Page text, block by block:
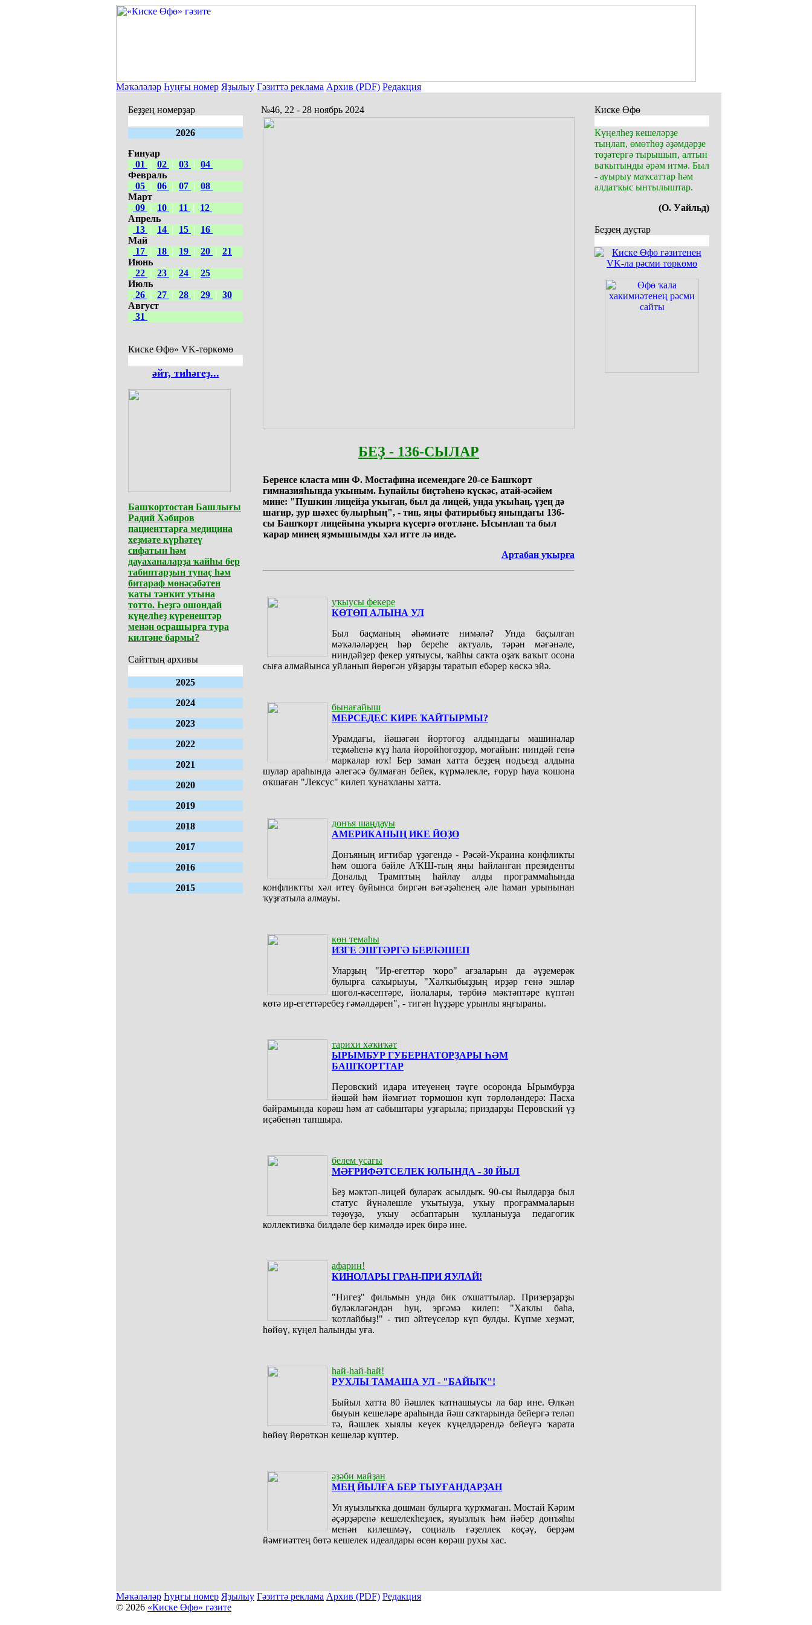
Мәҡәләләр Һуңғы номер Яҙылыу Гәзиттә реклама Архив (PDF) Редакция
Беҙҙең номерҙар
2026
Ғинуар
01
| 02 | 03 | 04
Февраль
05 | 06 | 07 | 08
Март
09 | 10 | 11 |
12
Апрель
13 | 14 | 15 |
16
Май
17 | 18 | 19 | 20 | 21
Июнь
22 | 23 | 24 | 25
Июль
26 | 27 | 28 | 29 | 30
Август
31
Киске Өфө» VK-төркөмө
әйт, тиһәгеҙ...
Башҡортостан Башлығы
Радий Хәбиров
пациенттарға медицина
хеҙмәте күрһәтеү
сифатын һәм
дауаханаларҙа ҡайһы бер
табиптарҙың тупаҫ һәм
битараф мөнәсәбәтен
ҡаты тәнҡит утына
тотто. Һеҙгә ошондай
күңелһеҙ күренештәр
менән осрашырға тура
килгәне бармы?
Сайттың архивы
2025
2024
2023
2022
2021
2020
2019
2018
2017
2016
2015
№46, 22 - 28 ноябрь 2024
БЕҘ - 136-СЫЛАР
Беренсе класта мин Ф. Мостафина исемендәге 20-се Башҡорт
гимназияһында уҡыным. Һупайлы биҫтәһенә күскәс, атай-әсәйем
мине: "Пушкин лицейҙа уҡыған, был да лицей, унда уҡыһаң, үҙең дә
шағир, ҙур шәхес булырһың", - тип, яңы фатирыбыҙ янындағы 136-
сы Башҡорт лицейына уҡырға күсергә өгөтләне. Ысынлап та был
ҡарар минең яҙмышымды хәл итте лә инде.
Артабан уҡырға
уҡыусы фекере
КӨТӨП АЛЫНА УЛ
Был баҫманың әһәмиәте нимәлә? Унда баҫылған
мәҡәләләрҙең һәр береһе актуаль, тәрән мәғәнәле,
ниндәйҙер фекер уятыусы, ҡайһы саҡта оҙаҡ ваҡыт осона
сыға алмайынса уйланып йөрөгән уйҙарҙы таратып ебәрер көскә эйә.
бынағайыш
МЕРСЕДЕС КИРЕ ҠАЙТЫРМЫ?
Урамдағы, йәшәгән йортоғоҙ алдындағы машиналар
теҙмәһенә күҙ һала йөрөйһөгөҙҙөр, моғайын: ниндәй генә
маркалар юҡ! Бер заман хатта беҙҙең подъезд алдына
шулар араһында әлегәсә булмаған бейек, күрмәлекле, ғорур һауа ҡошона
оҡшаған "Лексус" килеп ҡунаҡланы хатта.
донъя шаңдауы
АМЕРИКАНЫҢ ИКЕ ЙӨҘӨ
Донъяның иғтибар үҙәгендә - Рәсәй-Украина конфликты
һәм ошоға бәйле АҠШ-тың яңы һайланған президенты
Дональд Трамптың һайлау алды программаһында
конфликтты хәл итеү буйынса биргән вәғәҙәһенең әле һаман урынынан
ҡуҙғатыла алмауы.
көн темаһы
ИЗГЕ ЭШТӘРГӘ БЕРЛӘШЕП
Уларҙың "Ир-егеттәр ҡоро" ағзаларын да әүҙемерәк
булырға саҡырыуы, "Халҡыбыҙҙың ирҙәр генә эшләр
шөғөл-кәсептәре, йолалары, тәрбиә мәктәптәре күптән
көтә ир-егеттәребеҙ ғәмәлдәрен", - тигән һүҙҙәре урынлы яңғыраны.
тарихи хәҡиҡәт
ЫРЫМБУР ГУБЕРНАТОРҘАРЫ ҺӘМ
БАШҠОРТТАР
Перовский идара итеүенең тәүге осоронда Ырымбурҙа
йәшәй һәм йәмғиәт тормошон күп төрлөләндерә: Пасха
байрамында көрәш һәм ат сабыштары уҙғарыла; приздарҙы Перовский үҙ
иҫәбенән тапшыра.
белем усағы
МӘҒРИФӘТСЕЛЕК ЮЛЫНДА - 30 ЙЫЛ
Беҙ мәктәп-лицей булараҡ асылдыҡ. 90-сы йылдарҙа был
статус йүнәлешле уҡытыуҙа, уҡыу программаларын
төҙөүҙә, уҡыу әсбаптарын ҡулланыуҙа педагогик
коллективҡа билдәле бер кимәлдә ирек бирә ине.
афарин!
КИНОЛАРЫ ГРАН-ПРИ ЯУЛАЙ!
"Нигеҙ" фильмын унда бик оҡшаттылар. Призерҙарҙы
бүләкләгәндән һуң, эргәмә килеп: "Хаҡлы баһа,
ҡотлайбыҙ!" - тип әйтеүселәр күп булды. Күпме хеҙмәт,
һөйөү, күңел һалынды уға.
һай-һай-һай!
РУХЛЫ ТАМАША УЛ - "БАЙЫҠ"!
Быйыл хатта 80 йәшлек ҡатнашыусы ла бар ине. Өлкән
быуын кешеләре араһында йәш саҡтарында бейергә теләп
тә, йәшлек хыялы кеүек күңелдәрендә бейеүгә ҡарата
һөйөү йөрөткән кешеләр күптер.
әҙәби майҙан
МЕҢ ЙЫЛҒА БЕР ТЫУҒАНДАРҘАН
Ул яуызлыҡҡа дошман булырға ҡурҡмаған. Мостай Кәрим
әҫәрҙәренә кешелекһеҙлек, яуызлыҡ һәм йәбер донъяһы
менән килешмәү, социаль ғәҙеллек көҫәү, берҙәм
йәмғиәттең бөтә кешелек идеалдары өсөн көрәш рухы хас.
Киске Өфө
Күңелһеҙ кешеләрҙе
тыңлап, өмөтһөҙ әҙәмдәрҙе
төҙәтергә тырышып, алтын
ваҡытыңды әрәм итмә. Был
- ауырыу маҡсаттар һәм
алдатҡыс ынтылыштар.
(О. Уайльд)
Беҙҙең дуҫтар
Мәҡәләләр Һуңғы номер Яҙылыу Гәзиттә реклама Архив (PDF) Редакция
© 2026 «Киске Өфө» гәзите